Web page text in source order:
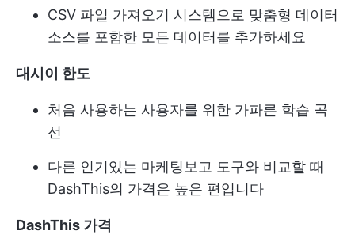
CSV 파일 가져오기 시스템으로 맞춤형 데이터
소스를 포함한 모든 데이터를 추가하세요
대시이 한도
처음 사용하는 사용자를 위한 가파른 학습 곡
선
다른 인기있는 마케팅보고 도구와 비교할 때
DashThis의 가격은 높은 편입니다
DashThis 가격